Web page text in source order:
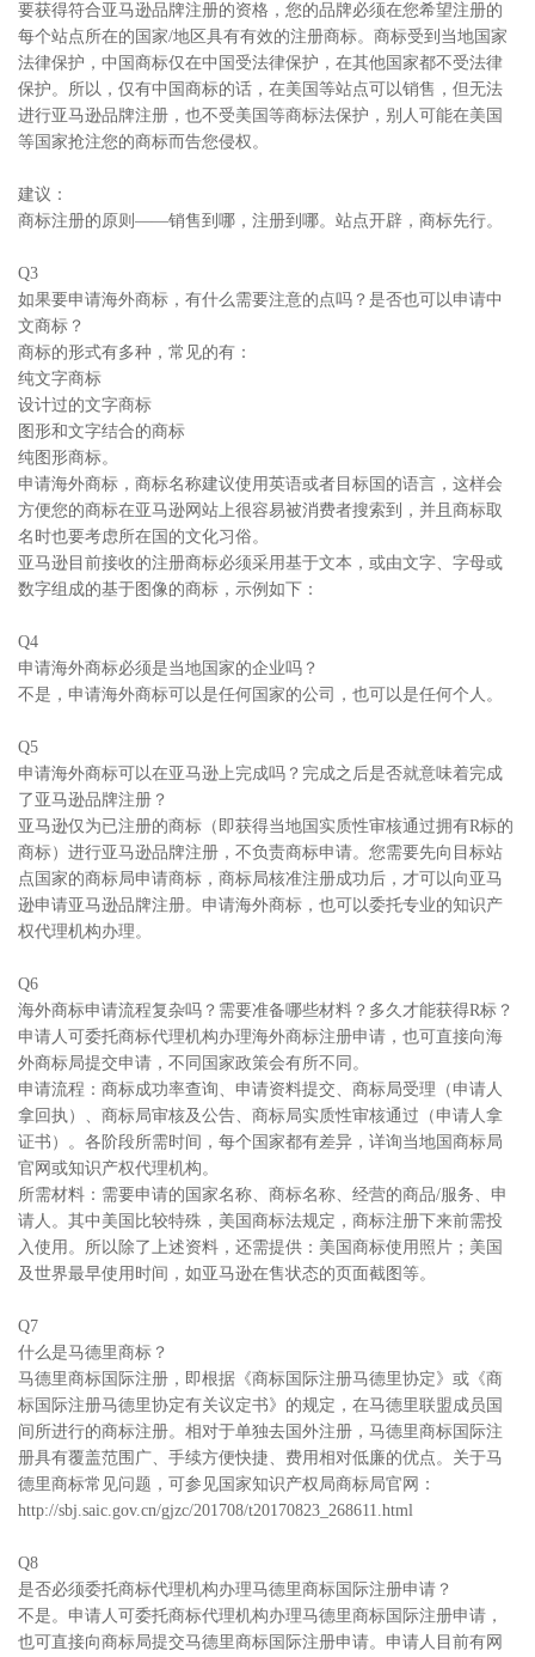
要获得符合亚马逊品牌注册的资格，您的品牌必须在您希望注册的
每个站点所在的国家/地区具有有效的注册商标。商标受到当地国家
法律保护，中国商标仅在中国受法律保护，在其他国家都不受法律
保护。所以，仅有中国商标的话，在美国等站点可以销售，但无法
进行亚马逊品牌注册，也不受美国等商标法保护，别人可能在美国
等国家抢注您的商标而告您侵权。
建议：
商标注册的原则——销售到哪，注册到哪。站点开辟，商标先行。
Q3
如果要申请海外商标，有什么需要注意的点吗？是否也可以申请中
文商标？
商标的形式有多种，常见的有：
纯文字商标
设计过的文字商标
图形和文字结合的商标
纯图形商标。
申请海外商标，商标名称建议使用英语或者目标国的语言，这样会
方便您的商标在亚马逊网站上很容易被消费者搜索到，并且商标取
名时也要考虑所在国的文化习俗。
亚马逊目前接收的注册商标必须采用基于文本，或由文字、字母或
数字组成的基于图像的商标，示例如下：
Q4
申请海外商标必须是当地国家的企业吗？
不是，申请海外商标可以是任何国家的公司，也可以是任何个人。
Q5
申请海外商标可以在亚马逊上完成吗？完成之后是否就意味着完成
了亚马逊品牌注册？
亚马逊仅为已注册的商标（即获得当地国实质性审核通过拥有R标的
商标）进行亚马逊品牌注册，不负责商标申请。您需要先向目标站
点国家的商标局申请商标，商标局核准注册成功后，才可以向亚马
逊申请亚马逊品牌注册。申请海外商标，也可以委托专业的知识产
权代理机构办理。
Q6
海外商标申请流程复杂吗？需要准备哪些材料？多久才能获得R标？
申请人可委托商标代理机构办理海外商标注册申请，也可直接向海
外商标局提交申请，不同国家政策会有所不同。
申请流程：商标成功率查询、申请资料提交、商标局受理（申请人
拿回执）、商标局审核及公告、商标局实质性审核通过（申请人拿
证书）。各阶段所需时间，每个国家都有差异，详询当地国商标局
官网或知识产权代理机构。
所需材料：需要申请的国家名称、商标名称、经营的商品/服务、申
请人。其中美国比较特殊，美国商标法规定，商标注册下来前需投
入使用。所以除了上述资料，还需提供：美国商标使用照片；美国
及世界最早使用时间，如亚马逊在售状态的页面截图等。
Q7
什么是马德里商标？
马德里商标国际注册，即根据《商标国际注册马德里协定》或《商
标国际注册马德里协定有关议定书》的规定，在马德里联盟成员国
间所进行的商标注册。相对于单独去国外注册，马德里商标国际注
册具有覆盖范围广、手续方便快捷、费用相对低廉的优点。关于马
德里商标常见问题，可参见国家知识产权局商标局官网：
http://sbj.saic.gov.cn/gjzc/201708/t20170823_268611.html
Q8
是否必须委托商标代理机构办理马德里商标国际注册申请？
不是。申请人可委托商标代理机构办理马德里商标国际注册申请，
也可直接向商标局提交马德里商标国际注册申请。申请人目前有网